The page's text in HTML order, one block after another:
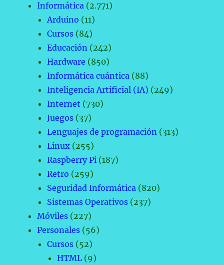
Informática (2.771)
Arduino (11)
Cursos (84)
Educación (242)
Hardware (850)
Informática cuántica (88)
Inteligencia Artificial (IA) (249)
Internet (730)
Juegos (37)
Lenguajes de programación (313)
Linux (255)
Raspberry Pi (187)
Retro (259)
Seguridad Informática (820)
Sistemas Operativos (237)
Móviles (227)
Personales (56)
Cursos (52)
HTML (9)